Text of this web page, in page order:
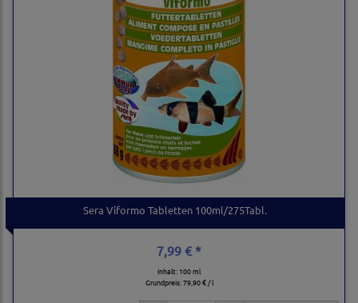
Sera Viformo Tabletten 100ml/275Tabl.
7,99 € *
Inhalt: 100 ml
Grundpreis:79,90 € / l